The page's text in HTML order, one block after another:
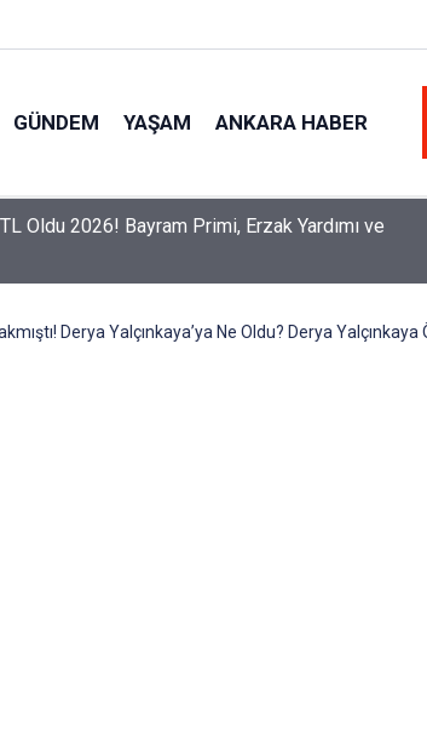
GÜNDEM YAŞAM ANKARA HABER
3 İhlal Ehliyet İptaline Neden Olacak
Derya Yalçınkaya’ya Ne Oldu? Derya